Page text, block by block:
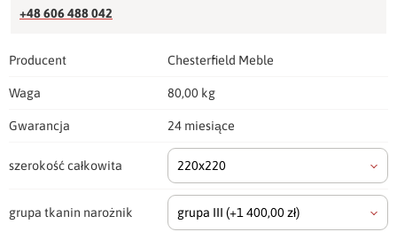
+48 606 488 042
Producent Chesterfield Meble
Waga 80,00 kg
Gwarancja 24 miesiące
szerokość całkowita 220x220
grupa tkanin narożnik grupa III (+1 400,00 zł)